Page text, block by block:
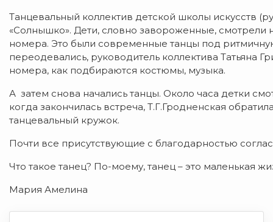
Танцевальный коллектив детской школы искусств
«Солнышко». Дети, словно завороженные,
номера. Это были современные танцы под
переодевались, руководитель коллектива Татьяна
номера, как подбираются костюмы, музыка.
А затем снова начались танцы. Около часа детки
когда закончилась встреча, Т.Г.Гродненская
танцевальный кружок.
Почти все присутствующие с благодарностью
Что такое танец? По-моему, танец – это маленькая
Мария Амелина